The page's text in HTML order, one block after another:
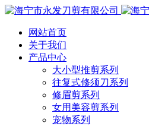
网站首页
关于我们
产品中心
大小型推剪系列
往复式修须刀系列
修眉剪系列
女用美容剪系列
宠物系列